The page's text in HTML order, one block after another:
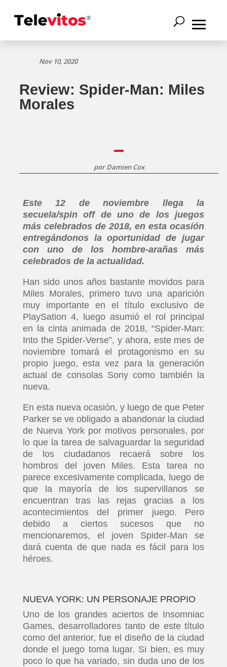
Nov 10, 2020
Review: Spider-Man: Miles
Morales
porDamien Cox
Este 12 de noviembre llega la
secuela/spin off de uno de los juegos
más celebrados de 2018, en esta ocasión
entregándonos la oportunidad de jugar
con uno de los hombre-arañas más
celebrados de la actualidad.
Han sido unos años bastante movidos para
Miles Morales, primero tuvo una aparición
muy importante en el título exclusivo de
PlaySation 4, luego asumió el rol principal
en la cinta animada de 2018, “Spider-Man:
Into the Spider-Verse”, y ahora, este mes de
noviembre tomará el protagonismo en su
propio juego, esta vez para la generación
actual de consolas Sony como también la
nueva.
En esta nueva ocasión, y luego de que Peter
Parker se ve obligado a abandonar la ciudad
de Nueva York por motivos personales, por
lo que la tarea de salvaguardar la seguridad
de los ciudadanos recaerá sobre los
hombros del joven Miles. Esta tarea no
parece excesivamente complicada, luego de
que la mayoría de los supervillanos se
encuentran tras las rejas gracias a los
acontecimientos del primer juego. Pero
debido a ciertos sucesos que no
mencionaremos, el joven Spider-Man se
dará cuenta de que nada es fácil para los
héroes.
NUEVA YORK: UN PERSONAJE PROPIO
Uno de los grandes aciertos de Insomniac
Games, desarrolladores tanto de este título
como del anterior, fue el diseño de la ciudad
donde el juego toma lugar. Si bien, es muy
poco lo que ha variado, sin duda uno de los